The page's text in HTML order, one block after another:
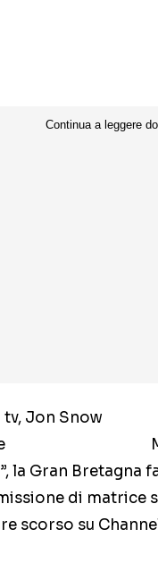
la Gran Bretagna
di matrice
scorso su